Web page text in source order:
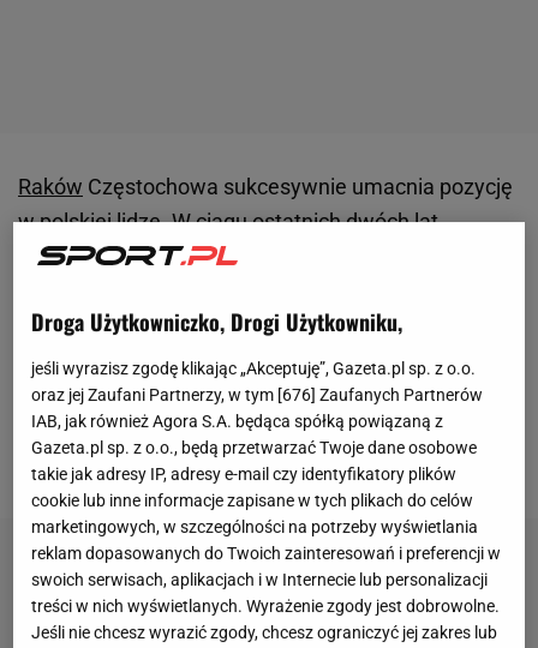
Raków Częstochowa sukcesywnie umacnia pozycję
wpolskiejlidze. W ciągu ostatnich dwóch lat
dwukrotnie wygrał puchar i superpuchar Polski. W
po mistrzostwo kraju. W bieżących rozgrywkach jest
na najlepszej drodze do zdobycia upragnionego
trofeum. Po rundzie jesiennej jest liderem tabeli
ekstraklasy z przewagą aż dziewięciu punktów nad
drugą Legią Warszawa.
Droga Użytkowniczko, Drogi Użytkowniku,
jeśli wyrazisz zgodę klikając „Akceptuję”, Gazeta.pl sp. z o.o.
oraz jej Zaufani Partnerzy, w tym [676] Zaufanych Partnerów
IAB, jak również Agora S.A. będąca spółką powiązaną z
Gazeta.pl sp. z o.o., będą przetwarzać Twoje dane osobowe
takie jak adresy IP, adresy e-mail czy identyfikatory plików
cookie lub inne informacje zapisane w tych plikach do celów
marketingowych, w szczególności na potrzeby wyświetlania
reklam dopasowanych do Twoich zainteresowań i preferencji w
swoich serwisach, aplikacjach i w Internecie lub personalizacji
treści w nich wyświetlanych. Wyrażenie zgody jest dobrowolne.
Jeśli nie chcesz wyrazić zgody, chcesz ograniczyć jej zakres lub